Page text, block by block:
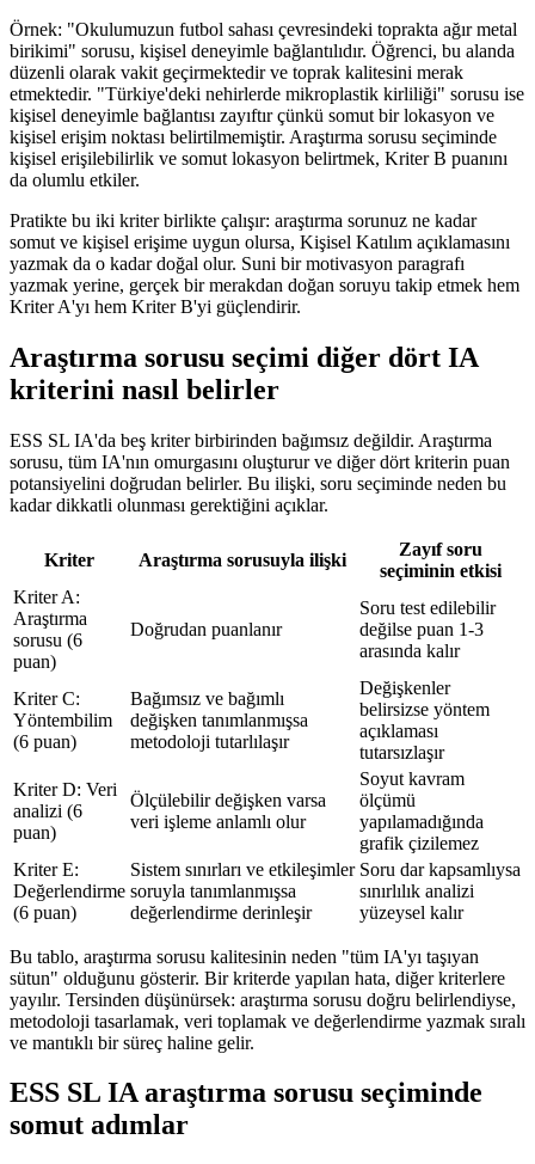
Örnek: "Okulumuzun futbol sahası çevresindeki toprakta ağır metal
birikimi" sorusu, kişisel deneyimle bağlantılıdır. Öğrenci, bu alanda
düzenli olarak vakit geçirmektedir ve toprak kalitesini merak
etmektedir. "Türkiye'deki nehirlerde mikroplastik kirliliği" sorusu ise
kişisel deneyimle bağlantısı zayıftır çünkü somut bir lokasyon ve
kişisel erişim noktası belirtilmemiştir. Araştırma sorusu seçiminde
kişisel erişilebilirlik ve somut lokasyon belirtmek, Kriter B puanını
da olumlu etkiler.
Pratikte bu iki kriter birlikte çalışır: araştırma sorunuz ne kadar
somut ve kişisel erişime uygun olursa, Kişisel Katılım açıklamasını
yazmak da o kadar doğal olur. Suni bir motivasyon paragrafı
yazmak yerine, gerçek bir merakdan doğan soruyu takip etmek hem
Kriter A'yı hem Kriter B'yi güçlendirir.
Araştırma sorusu seçimi diğer dört IA
kriterini nasıl belirler
ESS SL IA'da beş kriter birbirinden bağımsız değildir. Araştırma
sorusu, tüm IA'nın omurgasını oluşturur ve diğer dört kriterin puan
potansiyelini doğrudan belirler. Bu ilişki, soru seçiminde neden bu
kadar dikkatli olunması gerektiğini açıklar.
Kriter Araştırma sorusuyla ilişki
Zayıf soru
seçiminin etkisi
Kriter A:
Araştırma
sorusu (6
puan)
Doğrudan puanlanır
Soru test edilebilir
değilse puan 1-3
arasında kalır
Kriter C:
Yöntembilim
(6 puan)
Bağımsız ve bağımlı
değişken tanımlanmışsa
metodoloji tutarlılaşır
Değişkenler
belirsizse yöntem
açıklaması
tutarsızlaşır
Kriter D: Veri
analizi (6
puan)
Ölçülebilir değişken varsa
veri işleme anlamlı olur
Soyut kavram
ölçümü
yapılamadığında
grafik çizilemez
Kriter E:
Değerlendirme
(6 puan)
Sistem sınırları ve etkileşimler
soruyla tanımlanmışsa
değerlendirme derinleşir
Soru dar kapsamlıysa
sınırlılık analizi
yüzeysel kalır
Bu tablo, araştırma sorusu kalitesinin neden "tüm IA'yı taşıyan
sütun" olduğunu gösterir. Bir kriterde yapılan hata, diğer kriterlere
yayılır. Tersinden düşünürsek: araştırma sorusu doğru belirlendiyse,
metodoloji tasarlamak, veri toplamak ve değerlendirme yazmak sıralı
ve mantıklı bir süreç haline gelir.
ESS SL IA araştırma sorusu seçiminde
somut adımlar